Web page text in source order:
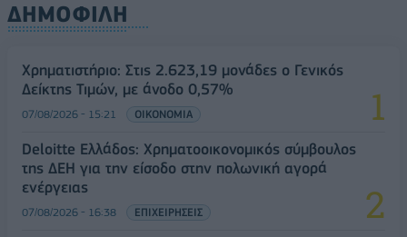
ΔΗΜΟΦΙΛΗ
Χρηματιστήριο: Στις 2.623,19 μονάδες ο Γενικός
Δείκτης Τιμών, με άνοδο 0,57%
07/08/2026 - 15:21 ΟΙΚΟΝΟΜΙΑ
Deloitte Ελλάδος: Χρηματοοικονομικός σύμβουλος
της ΔΕΗ για την είσοδο στην πολωνική αγορά
ενέργειας
07/08/2026 - 16:38 ΕΠΙΧΕΙΡΗΣΕΙΣ